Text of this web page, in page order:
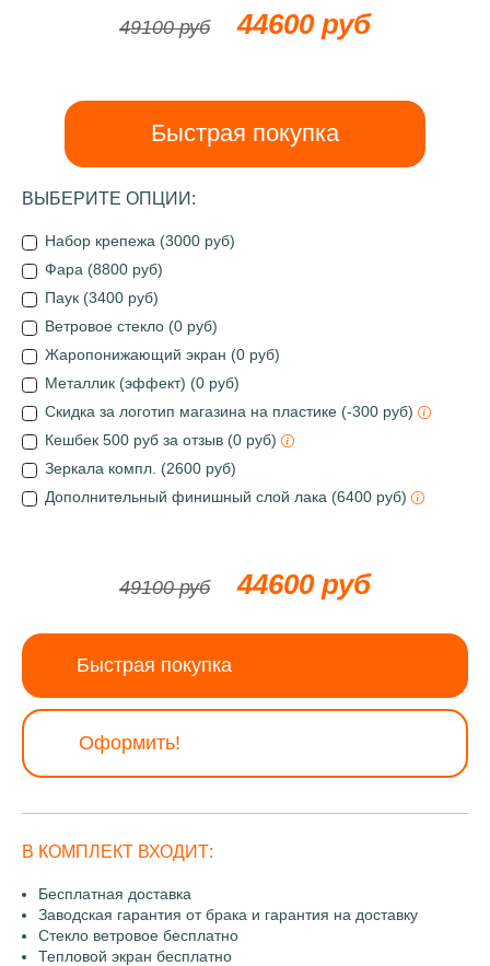
49100 руб 44600 руб
Быстрая покупка
ВЫБЕРИТЕ ОПЦИИ:
Набор крепежа (3000 руб)
Фара (8800 руб)
Паук (3400 руб)
Ветровое стекло (0 руб)
Жаропонижающий экран (0 руб)
Металлик (эффект) (0 руб)
Скидка за логотип магазина на пластике (-300 руб)
Кешбек 500 руб за отзыв (0 руб)
Зеркала компл. (2600 руб)
Дополнительный финишный слой лака (6400 руб)
49100 руб 44600 руб
Быстрая покупка
Оформить!
В КОМПЛЕКТ ВХОДИТ:
Бесплатная доставка
Заводская гарантия от брака и гарантия на доставку
Стекло ветровое бесплатно
Тепловой экран бесплатно